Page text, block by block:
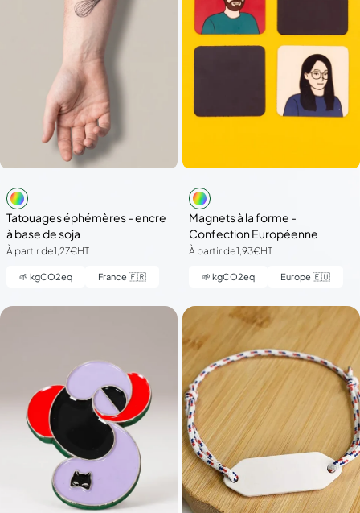
Tatouages éphémères - encre
à base de soja
À partir de1,27€HT
🌱 kgCO2eq France 🇫🇷
Magnets à la forme -
Confection Européenne
À partir de1,93€HT
🌱kgCO2eq Europe 🇪🇺